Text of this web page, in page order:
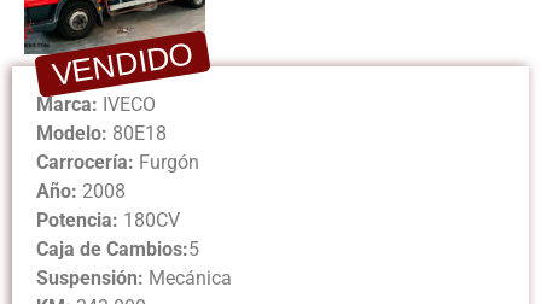
Marca: IVECO
Modelo: 80E18
Carrocería: Furgón
Año: 2008
Potencia: 180CV
Caja de Cambios:5
Suspensión: Mecánica
VENDIDO